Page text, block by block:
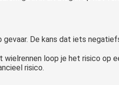
gevaar. De kans dat iets
loop je het risico op
risico.